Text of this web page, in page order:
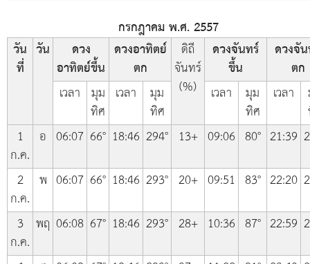
กรกฎาคม พ.ศ. 2557
วัน
ที่
วัน ดวง
อาทิตย์ขึ้น
ดวงอาทิตย์
ตก
ดิถี
จันทร์
(%)
ดวงจันทร์
ขึ้น
ดวงจั
ตก
เวลา มุม
ทิศ
เวลา มุม
ทิศ
เวลา มุม
ทิศ
เวลา
1
ก.ค.
อ 06:07 66° 18:46 294° 13+ 09:06 80° 21:39
2
ก.ค.
พ 06:07 66° 18:46 293° 20+ 09:51 83° 22:20
3
ก.ค.
พฤ 06:08 67° 18:46 293° 28+ 10:36 87° 22:59